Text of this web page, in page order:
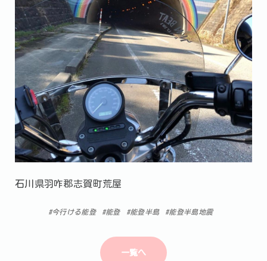
石川県羽咋郡志賀町荒屋
今行ける能登 能登 能登半島 能登半島地震
一覧へ